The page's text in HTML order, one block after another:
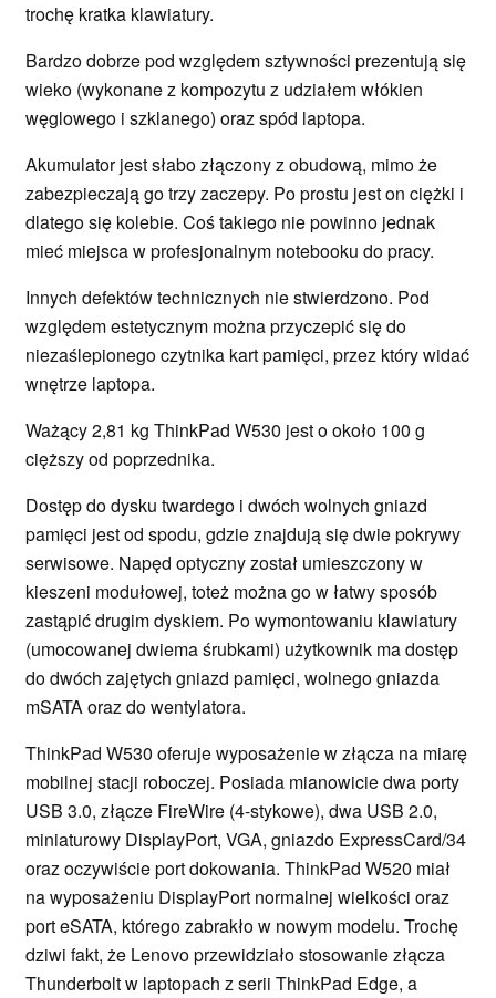
trochę kratka klawiatury.
Bardzo dobrze pod względem sztywności prezentują się
wieko (wykonane z kompozytu z udziałem włókien
węglowego i szklanego) oraz spód laptopa.
Akumulator jest słabo złączony z obudową, mimo że
zabezpieczają go trzy zaczepy. Po prostu jest on ciężki i
dlatego się kolebie. Coś takiego nie powinno jednak
mieć miejsca w profesjonalnym notebooku do pracy.
Innych defektów technicznych nie stwierdzono. Pod
względem estetycznym można przyczepić się do
niezaślepionego czytnika kart pamięci, przez który widać
wnętrze laptopa.
Ważący 2,81 kg ThinkPad W530 jest o około 100 g
cięższy od poprzednika.
Dostęp do dysku twardego i dwóch wolnych gniazd
pamięci jest od spodu, gdzie znajdują się dwie pokrywy
serwisowe. Napęd optyczny został umieszczony w
kieszeni modułowej, toteż można go w łatwy sposób
zastąpić drugim dyskiem. Po wymontowaniu klawiatury
(umocowanej dwiema śrubkami) użytkownik ma dostęp
do dwóch zajętych gniazd pamięci, wolnego gniazda
mSATA oraz do wentylatora.
ThinkPad W530 oferuje wyposażenie w złącza na miarę
mobilnej stacji roboczej. Posiada mianowicie dwa porty
USB 3.0, złącze FireWire (4-stykowe), dwa USB 2.0,
miniaturowy DisplayPort, VGA, gniazdo ExpressCard/34
oraz oczywiście port dokowania. ThinkPad W520 miał
na wyposażeniu DisplayPort normalnej wielkości oraz
port eSATA, którego zabrakło w nowym modelu. Trochę
dziwi fakt, że Lenovo przewidziało stosowanie złącza
Thunderbolt w laptopach z serii ThinkPad Edge, a